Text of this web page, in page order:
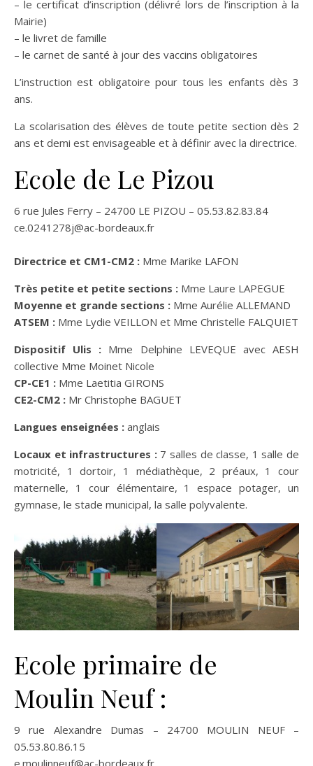
– le certificat d’inscription (délivré lors de l’inscription à la
Mairie)
– le livret de famille
– le carnet de santé à jour des vaccins obligatoires
L’instruction est obligatoire pour tous les enfants dès 3
ans.
La scolarisation des élèves de toute petite section dès 2
ans et demi est envisageable et à définir avec la directrice.
Ecole de Le Pizou
6 rue Jules Ferry – 24700 LE PIZOU – 05.53.82.83.84
ce.0241278j@ac-bordeaux.fr
Directrice et CM1-CM2 : Mme Marike LAFON
Très petite et petite sections : Mme Laure LAPEGUE
Moyenne et grande sections : Mme Aurélie ALLEMAND
ATSEM : Mme Lydie VEILLON et Mme Christelle FALQUIET
Dispositif Ulis : Mme Delphine LEVEQUE avec AESH
collective Mme Moinet Nicole
CP-CE1 : Mme Laetitia GIRONS
CE2-CM2 : Mr Christophe BAGUET
Langues enseignées : anglais
Locaux et infrastructures :7 salles de classe, 1 salle de
motricité, 1 dortoir, 1 médiathèque, 2 préaux, 1 cour
maternelle, 1 cour élémentaire, 1 espace potager, un
gymnase, le stade municipal, la salle polyvalente.
Ecole primaire de
Moulin Neuf :
9 rue Alexandre Dumas – 24700 MOULIN NEUF –
05.53.80.86.15